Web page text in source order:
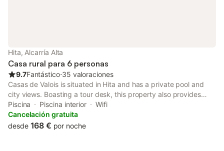
Hita, Alcarría Alta
Casa rural para 6 personas
9.7Fantástico⋅35 valoraciones
Casas de Valois is situated in Hita and has a private pool and
city views. Boasting a tour desk, this property also provides
guests with Nintendo Wii. The accommodation features spa
facilities, free WiFi throughout the property and family rooms.
Piscina Piscina interior
Wifi
Cancelación gratuita
desde 168 € por noche